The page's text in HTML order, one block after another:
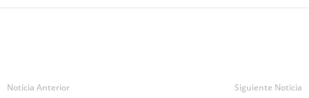
Noticia Anterior Siguiente Noticia